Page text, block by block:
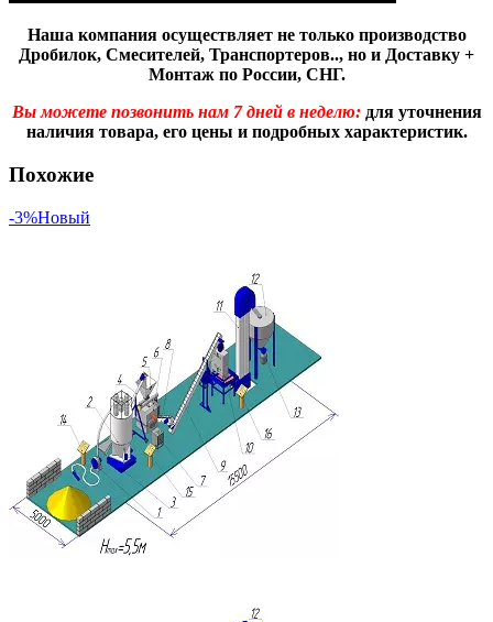
Наша компания осуществляет не только производство
Дробилок, Смесителей, Транспортеров.., но и Доставку +
Монтаж по России, СНГ.
Вы можете позвонить нам 7 дней в неделю:для уточнения
наличия товара, его цены и подробных характеристик.
Похожие
-3%Новый